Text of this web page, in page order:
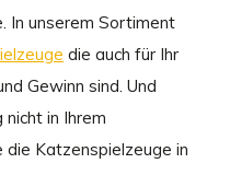
In unserem Sortiment
die auch für Ihr
Gewinn sind. Und
in Ihrem
die Katzenspielzeuge in